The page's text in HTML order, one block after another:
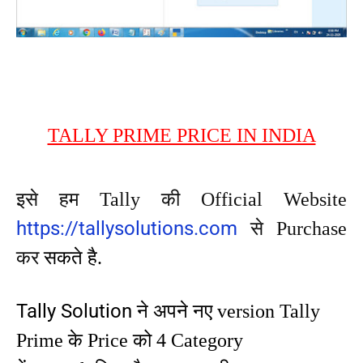
TALLY PRIME PRICE IN INDIA
इसे हम Tally की Official Website
https://tallysolutions.com से Purchase
करसकते है.
Tally Solutionने अपने नए version Tally
Prime के Price को 4 Category